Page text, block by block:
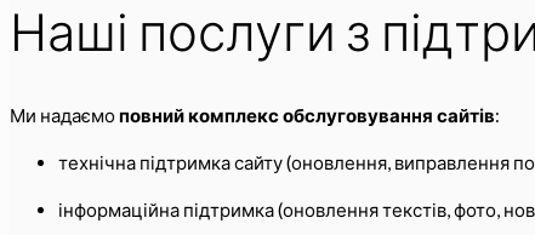
Наші послуги з
Ми надаємоповний комплекс обслуговування сайтів:
технічна підтримка сайту (оновлення, виправлення
інформаційна підтримка (оновлення текстів, фото,